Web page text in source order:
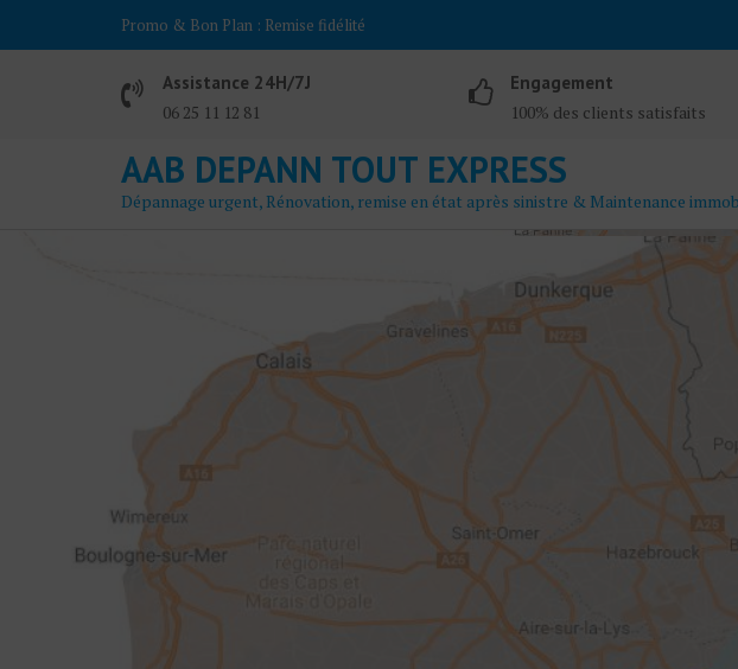
Promo & Bon Plan : Remise fidélité
Assistance 24H/7J
06 25 11 12 81
Engagement
100% des clients satisfaits
AAB DEPANN TOUT EXPRESS
Dépannage urgent, Rénovation, remise en état après sinistre & Maintenance